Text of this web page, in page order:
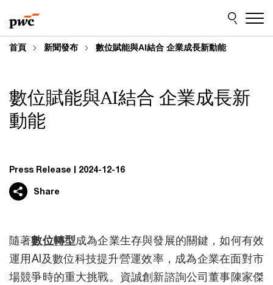
to
content
to
footer
首頁 新聞發布 數位賦能與AI結合 企業成長新動能
數位賦能與AI結合 企業成長新
動能
Press Release 2024-12-16
Share
隨著數位轉型成為企業生存與發展的關鍵，如何有效
運用AI及數位科技提升營運效率，成為企業在面對市
場競爭時的重大挑戰。資誠創新諮詢公司董事陳家傑